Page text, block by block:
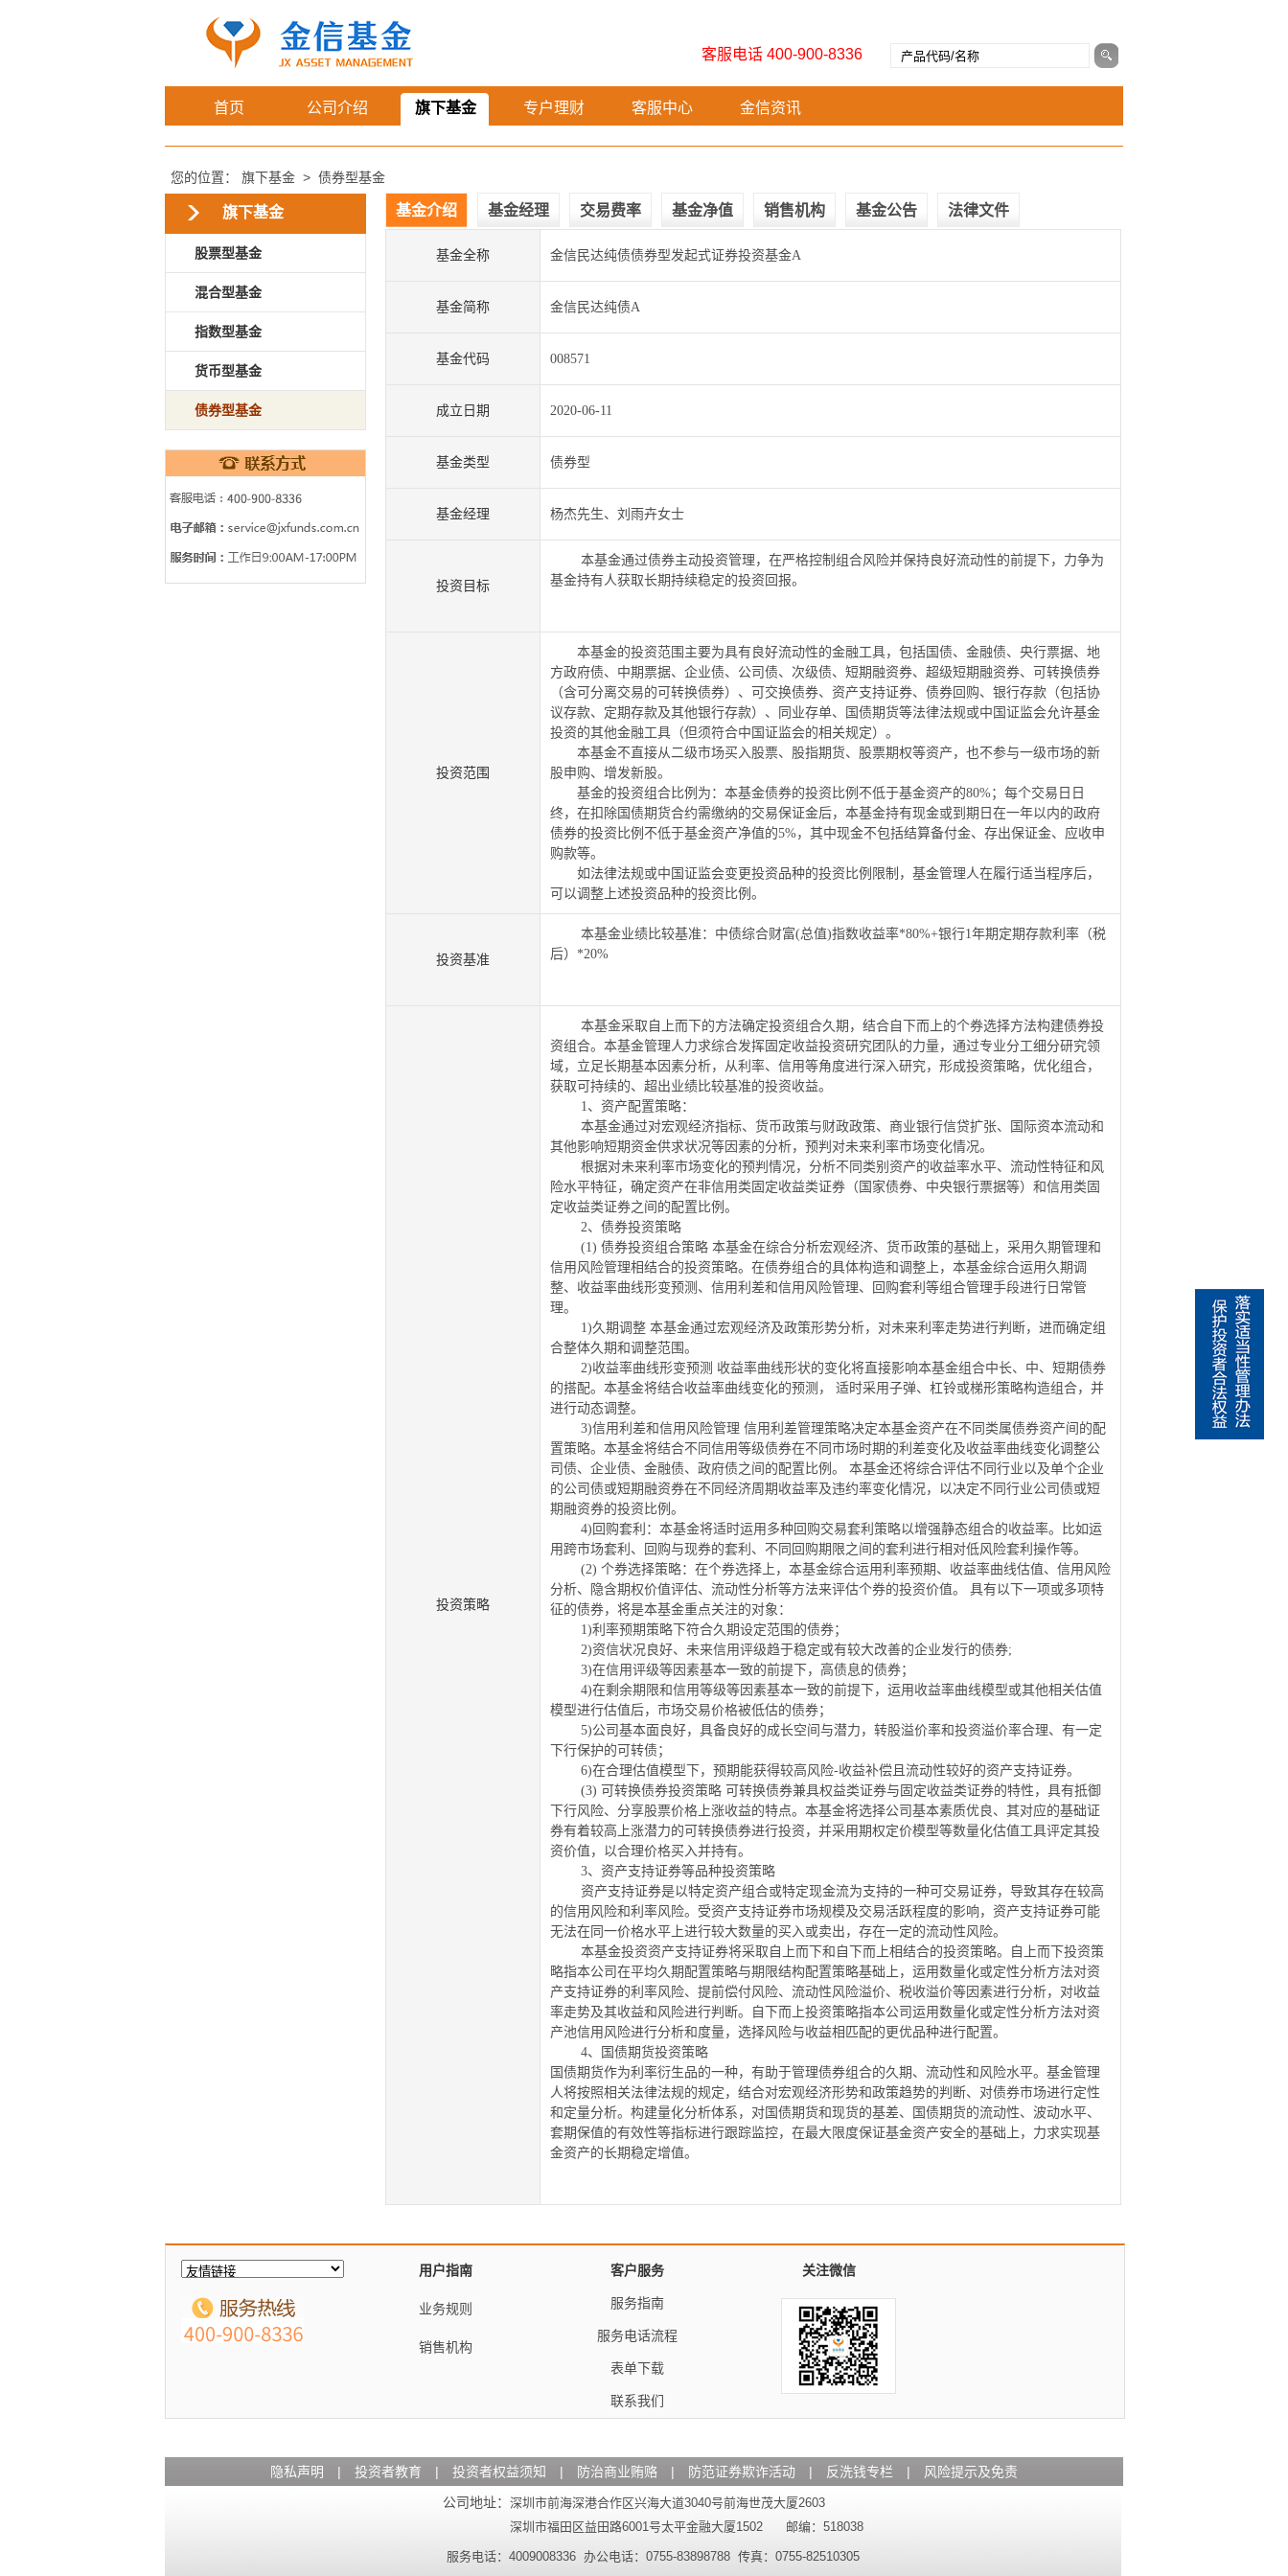
客服电话 400-900-8336
首页 公司介绍 旗下基金 专户理财 客服中心 金信资讯
您的位置： 旗下基金 > 债券型基金
旗下基金
股票型基金
混合型基金
指数型基金
货币型基金
债券型基金
基金介绍 基金经理 交易费率 基金净值 销售机构 基金公告 法律文件
基金全称 金信民达纯债债券型发起式证券投资基金A
基金简称 金信民达纯债A
基金代码 008571
成立日期 2020-06-11
基金类型 债券型
基金经理 杨杰先生、刘雨卉女士
投资目标
本基金通过债券主动投资管理，在严格控制组合风险并保持良好流动性的前提下，力争为
基金持有人获取长期持续稳定的投资回报。
投资范围
本基金的投资范围主要为具有良好流动性的金融工具，包括国债、金融债、央行票据、地
方政府债、中期票据、企业债、公司债、次级债、短期融资券、超级短期融资券、可转换债券
（含可分离交易的可转换债券）、可交换债券、资产支持证券、债券回购、银行存款（包括协
议存款、定期存款及其他银行存款）、同业存单、国债期货等法律法规或中国证监会允许基金
投资的其他金融工具（但须符合中国证监会的相关规定）。
本基金不直接从二级市场买入股票、股指期货、股票期权等资产，也不参与一级市场的新
股申购、增发新股。
基金的投资组合比例为：本基金债券的投资比例不低于基金资产的80%；每个交易日日
终，在扣除国债期货合约需缴纳的交易保证金后，本基金持有现金或到期日在一年以内的政府
债券的投资比例不低于基金资产净值的5%，其中现金不包括结算备付金、存出保证金、应收申
购款等。
如法律法规或中国证监会变更投资品种的投资比例限制，基金管理人在履行适当程序后，
可以调整上述投资品种的投资比例。
投资基准
本基金业绩比较基准：中债综合财富(总值)指数收益率*80%+银行1年期定期存款利率（税
后） *20%
投资策略
本基金采取自上而下的方法确定投资组合久期，结合自下而上的个券选择方法构建债券投
资组合。本基金管理人力求综合发挥固定收益投资研究团队的力量，通过专业分工细分研究领
域，立足长期基本因素分析，从利率、信用等角度进行深入研究，形成投资策略，优化组合，
获取可持续的、超出业绩比较基准的投资收益。
1、资产配置策略：
本基金通过对宏观经济指标、货币政策与财政政策、商业银行信贷扩张、国际资本流动和
其他影响短期资金供求状况等因素的分析，预判对未来利率市场变化情况。
根据对未来利率市场变化的预判情况，分析不同类别资产的收益率水平、流动性特征和风
险水平特征，确定资产在非信用类固定收益类证券（国家债券、中央银行票据等）和信用类固
定收益类证券之间的配置比例。
2、债券投资策略
(1) 债券投资组合策略 本基金在综合分析宏观经济、货币政策的基础上，采用久期管理和
信用风险管理相结合的投资策略。在债券组合的具体构造和调整上，本基金综合运用久期调
整、收益率曲线形变预测、信用利差和信用风险管理、回购套利等组合管理手段进行日常管
理。
1)久期调整 本基金通过宏观经济及政策形势分析，对未来利率走势进行判断，进而确定组
合整体久期和调整范围。
2)收益率曲线形变预测 收益率曲线形状的变化将直接影响本基金组合中长、中、短期债券
的搭配。本基金将结合收益率曲线变化的预测，
适时采用子弹、杠铃或梯形策略构造组合，并
进行动态调整。
3)信用利差和信用风险管理 信用利差管理策略决定本基金资产在不同类属债券资产间的配
置策略。本基金将结合不同信用等级债券在不同市场时期的利差变化及收益率曲线变化调整公
司债、企业债、金融债、政府债之间的配置比例。
本基金还将综合评估不同行业以及单个企业
的公司债或短期融资券在不同经济周期收益率及违约率变化情况，以决定不同行业公司债或短
期融资券的投资比例。
4) 回购套利：本基金将适时运用多种回购交易套利策略以增强静态组合的收益率。比如运
用跨市场套利、回购与现券的套利、不同回购期限之间的套利进行相对低风险套利操作等。
(2) 个券选择策略：在个券选择上，本基金综合运用利率预期、收益率曲线估值、信用风险
分析、隐含期权价值评估、流动性分析等方法来评估个券的投资价值。
具有以下一项或多项特
征的债券，将是本基金重点关注的对象：
1)利率预期策略下符合久期设定范围的债券；
2)资信状况良好、未来信用评级趋于稳定或有较大改善的企业发行的债券;
3)在信用评级等因素基本一致的前提下，高债息的债券；
4)在剩余期限和信用等级等因素基本一致的前提下，运用收益率曲线模型或其他相关估值
模型进行估值后，市场交易价格被低估的债券；
5)公司基本面良好，具备良好的成长空间与潜力，转股溢价率和投资溢价率合理、有一定
下行保护的可转债；
6)在合理估值模型下，预期能获得较高风险-收益补偿且流动性较好的资产支持证券。
(3) 可转换债券投资策略 可转换债券兼具权益类证券与固定收益类证券的特性，具有抵御
下行风险、分享股票价格上涨收益的特点。本基金将选择公司基本素质优良、其对应的基础证
券有着较高上涨潜力的可转换债券进行投资，并采用期权定价模型等数量化估值工具评定其投
资价值，以合理价格买入并持有。
3、资产支持证券等品种投资策略
资产支持证券是以特定资产组合或特定现金流为支持的一种可交易证券，导致其存在较高
的信用风险和利率风险。受资产支持证券市场规模及交易活跃程度的影响，资产支持证券可能
无法在同一价格水平上进行较大数量的买入或卖出，存在一定的流动性风险。
本基金投资资产支持证券将采取自上而下和自下而上相结合的投资策略。自上而下投资策
略指本公司在平均久期配置策略与期限结构配置策略基础上，运用数量化或定性分析方法对资
产支持证券的利率风险、提前偿付风险、流动性风险溢价、税收溢价等因素进行分析，对收益
率走势及其收益和风险进行判断。自下而上投资策略指本公司运用数量化或定性分析方法对资
产池信用风险进行分析和度量，选择风险与收益相匹配的更优品种进行配置。
4、国债期货投资策略
国债期货作为利率衍生品的一种，有助于管理债券组合的久期、流动性和风险水平。基金管理
人将按照相关法律法规的规定，结合对宏观经济形势和政策趋势的判断、对债券市场进行定性
和定量分析。构建量化分析体系，对国债期货和现货的基差、国债期货的流动性、波动水平、
套期保值的有效性等指标进行跟踪监控，在最大限度保证基金资产安全的基础上，力求实现基
金资产的长期稳定增值。
用户指南
业务规则
销售机构
客户服务
服务指南
服务电话流程
表单下载
联系我们
关注微信
隐私声明 | 投资者教育 | 投资者权益须知 | 防治商业贿赂 | 防范证券欺诈活动 | 反洗钱专栏 |
风险提示及免责
公司地址： 深圳市前海深港合作区兴海大道3040号前海世茂大厦2603
深圳市福田区益田路6001号太平金融大厦1502 邮编：518038
服务电话：4009008336 办公电话：0755-83898788 传真：0755-82510305